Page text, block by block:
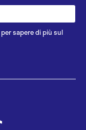
per sapere di più sul